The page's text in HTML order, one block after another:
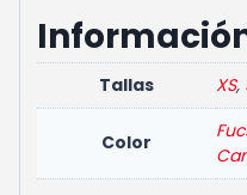
Tallas XS,
Color